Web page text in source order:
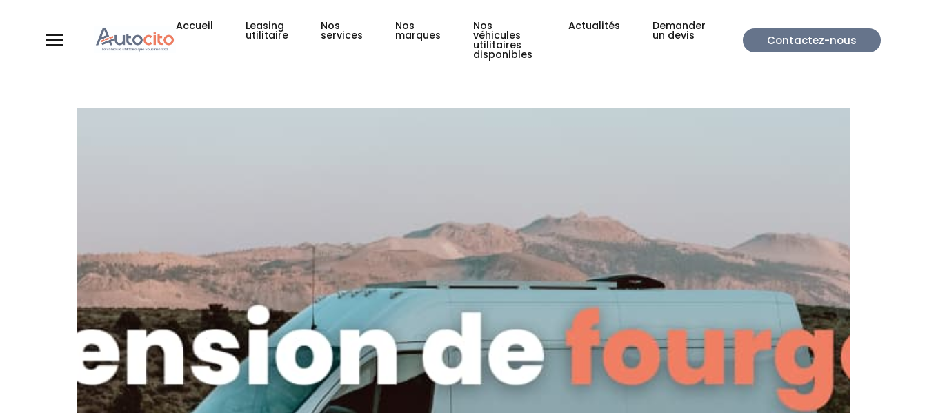
Accueil Leasing
utilitaire
Nos
services
Nos
marques
Nos
véhicules
utilitaires
disponibles
Actualités Demander
un devis Contactez-nous